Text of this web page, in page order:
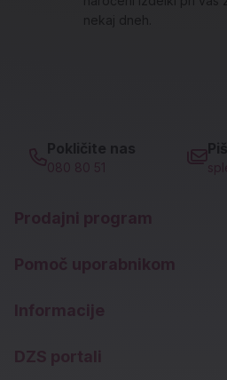
nekaj dneh.
Pokličite nas
080 80 51
Prodajni program
Pomoč uporabnikom
Informacije
DZS portali